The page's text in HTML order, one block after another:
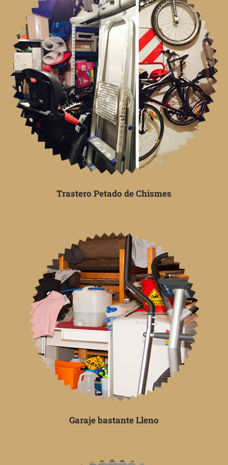
Trastero Petado de Chismes
Garaje bastante Lleno